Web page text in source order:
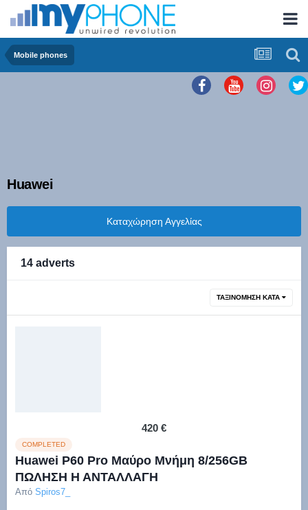
Mobile phones
Huawei
Καταχώρηση Αγγελίας
14 adverts
ΤΑΞΙΝΌΜΗΣΗ ΚΑΤΆ
420 €
COMPLETED
Huawei P60 Pro Μαύρο Μνήμη 8/256GB
ΠΩΛΗΣΗ Η ΑΝΤΑΛΛΑΓΗ
Από Spiros7_